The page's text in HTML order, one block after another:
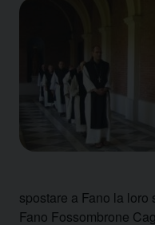
spostare a Fano la
Fano Fossombrone